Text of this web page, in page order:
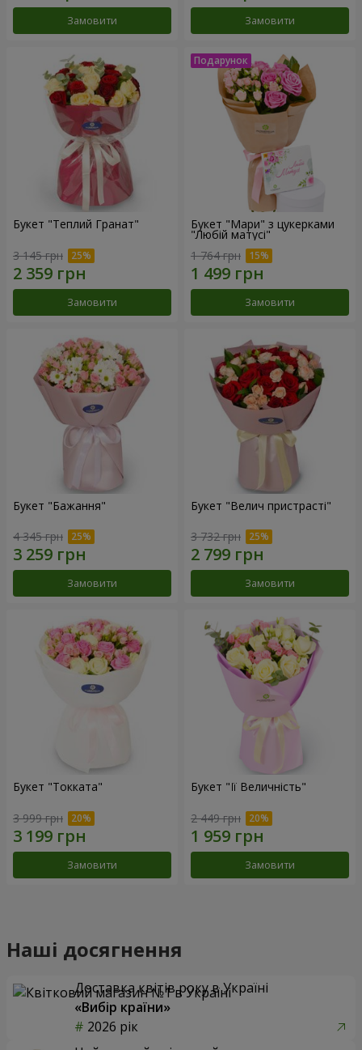
Замовити Замовити
Букет "Теплий Гранат"
3 145 грн
Замовити
Букет "Мари" з цукерками
"Любій матусі"
1 764 грн
Замовити
Букет "Бажання"
4 345 грн
Замовити
Букет "Велич пристрасті"
3 732 грн
Замовити
Букет "Токката"
3 999 грн
Замовити
Букет "Її Величність"
2 449 грн
Замовити
Наші досягнення
Доставка квітів року в Україні
«Вибір країни»
2026 рік